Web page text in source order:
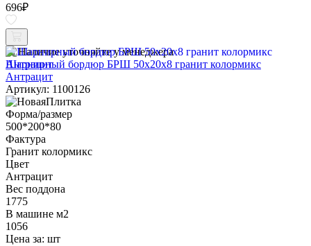
696₽
Наличие уточняйте у менеджера
Шарнирный бордюр БРШ 50х20х8 гранит колормикс
Антрацит
Артикул: 1100126
Форма/размер
500*200*80
Фактура
Гранит колормикс
Цвет
Антрацит
Вес поддона
1775
В машине м2
1056
Цена за: шт